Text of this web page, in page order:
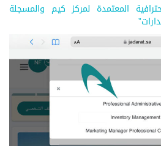
المعتمدة لمركز كيم والمسجلة